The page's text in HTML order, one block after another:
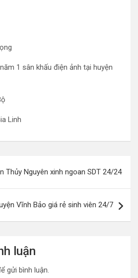
1 sân khấu điện ảnh tại huyện
Linh
Thủy Nguyên xinh ngoan SDT 24/24
Vĩnh Bảo giá rẻ sinh viên 24/7
luận
gửi bình luận.